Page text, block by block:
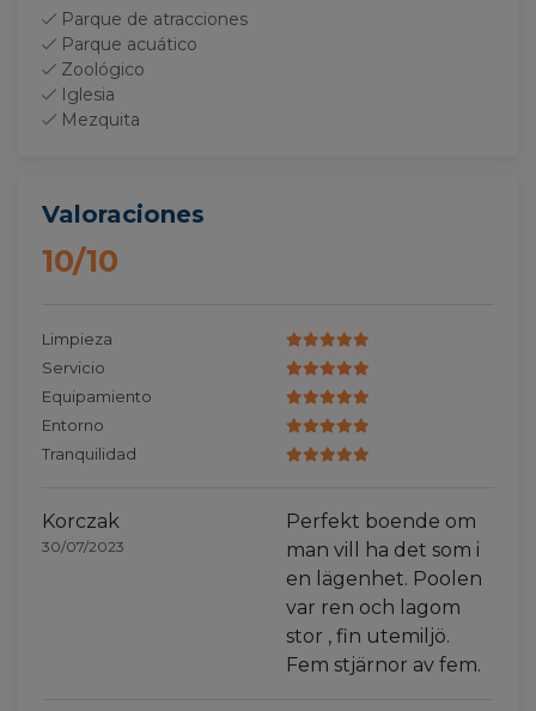
Parque de atracciones
Parque acuático
Zoológico
Iglesia
Mezquita
Valoraciones
10/10
Limpieza
Servicio
Equipamiento
Entorno
Tranquilidad
Korczak
30/07/2023
Perfekt boende om
man vill ha det som i
en lägenhet. Poolen
var ren och lagom
stor , fin utemiljö.
Fem stjärnor av fem.